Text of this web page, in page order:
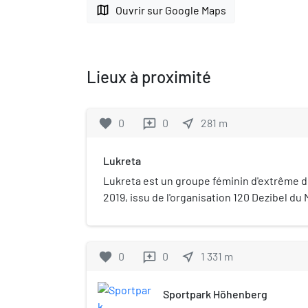
map Ouvrir sur Google Maps
Lieux à proximité
favorite 0 reviews 0 near_me 281 m
Lukreta
Lukreta est un groupe féminin d'extrême
2019, issu de l'organisation 120 Dezibel
ancienne militante identitaire et de la
Mouvement identitaire et de l'Alternative
Classé comme cas suspect d'extrême
protection de la Constitution de
favorite 0 reviews 0 near_me 1 331 m
Sportpark Höhenberg